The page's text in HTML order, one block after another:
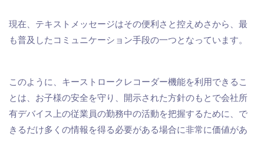
現在、テキストメッセージはその便利さと控えめさから、最
も普及したコミュニケーション手段の一つとなっています。
このように、キーストロークレコーダー機能を利用できるこ
とは、お子様の安全を守り、開示された方針のもとで会社所
有デバイス上の従業員の勤務中の活動を把握するために、で
きるだけ多くの情報を得る必要がある場合に非常に価値があ